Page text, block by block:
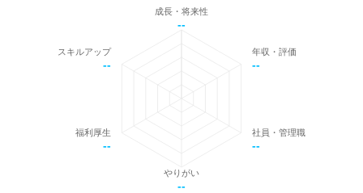
成長・将来性
--
年収・評価
--
社員・管理職
--
やりがい
--
福利厚生
--
スキルアップ
--